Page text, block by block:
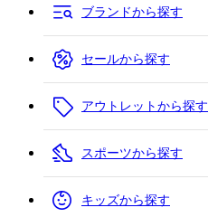
ブランドから探す
セールから探す
アウトレットから探す
スポーツから探す
キッズから探す